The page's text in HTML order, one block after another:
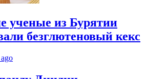
ученые из Бурятии
безглютеновый кекс